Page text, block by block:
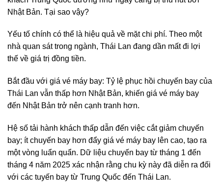
Nhật Bản. Tại sao vậy?
Yếu tố chính có thể là hiệu quả về mặt chi phí. Theo một
nhà quan sát trong ngành, Thái Lan đang dần mất đi lợi
thế về giá trị đồng tiền.
Bắt đầu với giá vé máy bay: Tỷ lệ phục hồi chuyến bay của
Thái Lan vẫn thấp hơn Nhật Bản, khiến giá vé máy bay
đến Nhật Bản trở nên cạnh tranh hơn.
Hệ số tải hành khách thấp dẫn đến việc cắt giảm chuyến
bay; ít chuyến bay hơn đẩy giá vé máy bay lên cao, tạo ra
một vòng luẩn quẩn. Dữ liệu chuyến bay từ tháng 1 đến
tháng 4 năm 2025 xác nhận rằng chu kỳ này đã diễn ra đối
với các tuyến bay từ Trung Quốc đến Thái Lan.